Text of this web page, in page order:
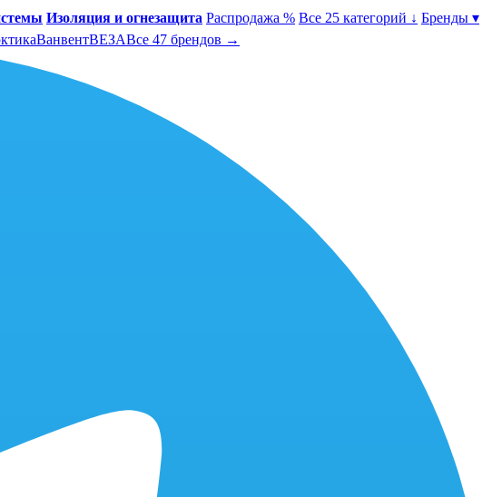
Изоляция и огнезащита Распродажа % Все 25 категорий ↓ Бренды ▾
ВанвентВЕЗАВсе 47 брендов →